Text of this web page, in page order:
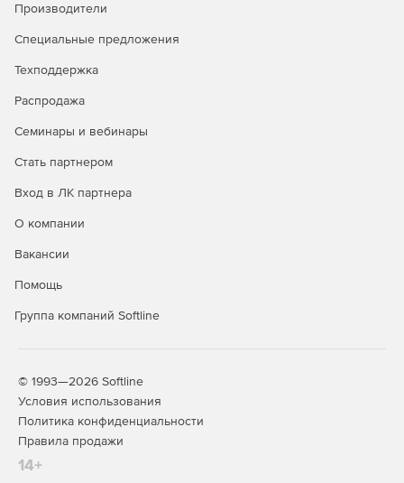
Производители
Специальные предложения
Техподдержка
Распродажа
Семинары и вебинары
Стать партнером
Вход в ЛК партнера
О компании
Вакансии
Помощь
Группа компаний Softline
© 1993—2026 Softline
Условия использования
Политика конфиденциальности
Правила продажи
14+